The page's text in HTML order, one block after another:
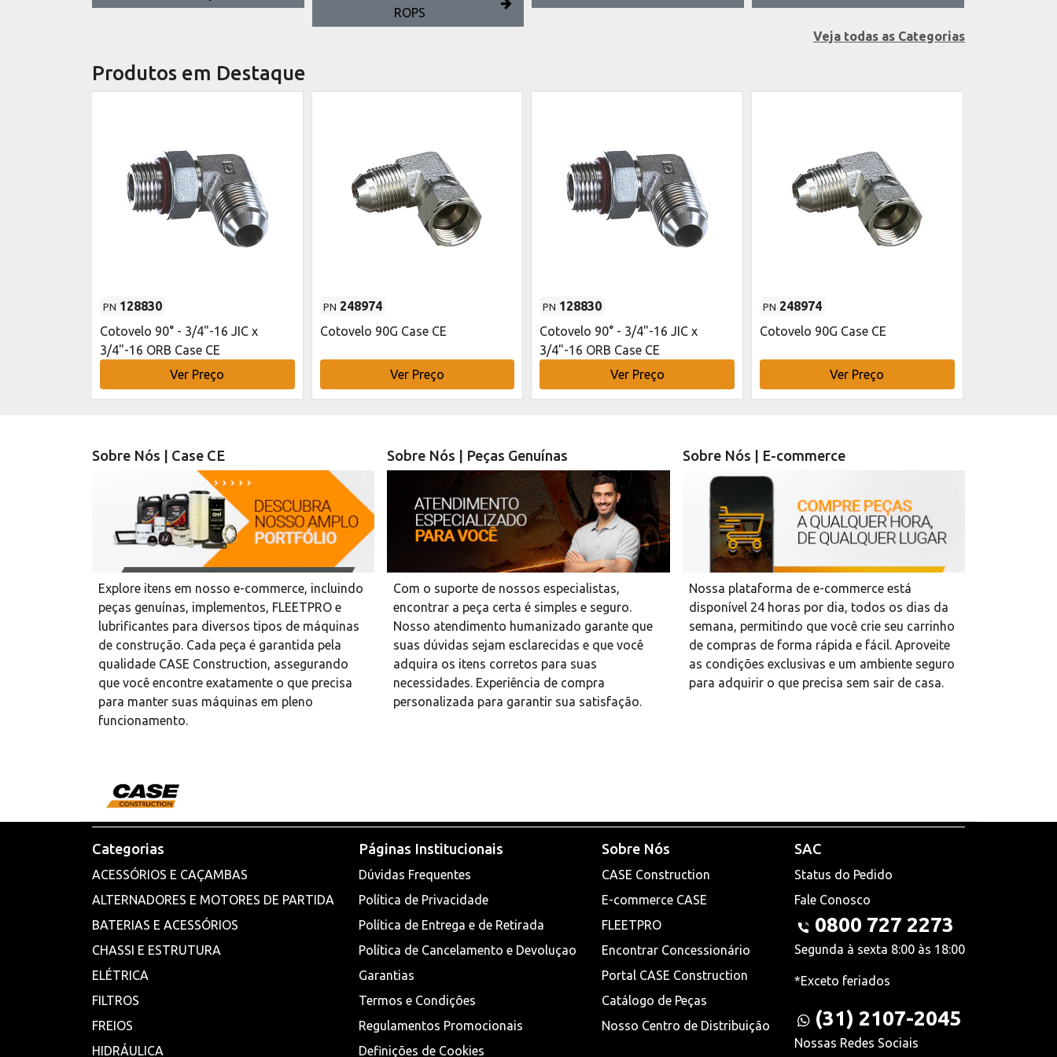
ROPS
Veja todas as Categorias
Produtos em Destaque
PN 128830
Cotovelo 90° - 3/4"-16 JIC x
3/4"-16 ORB Case CE
Ver Preço
PN 248974
Cotovelo 90G Case CE
Ver Preço
PN 128830
Cotovelo 90° - 3/4"-16 JIC x
3/4"-16 ORB Case CE
Ver Preço
PN 248974
Cotovelo 90G Case CE
Ver Preço
Sobre Nós | Case CE
Explore itens em nosso e-commerce, incluindo
peças genuínas, implementos, FLEETPRO e
lubrificantes para diversos tipos de máquinas
de construção. Cada peça é garantida pela
qualidade CASE Construction, assegurando
que você encontre exatamente o que precisa
para manter suas máquinas em pleno
funcionamento.
Sobre Nós | Peças Genuínas
Com o suporte de nossos especialistas,
encontrar a peça certa é simples e seguro.
Nosso atendimento humanizado garante que
suas dúvidas sejam esclarecidas e que você
adquira os itens corretos para suas
necessidades. Experiência de compra
personalizada para garantir sua satisfação.
Sobre Nós | E-commerce
Nossa plataforma de e-commerce está
disponível 24 horas por dia, todos os dias da
semana, permitindo que você crie seu carrinho
de compras de forma rápida e fácil. Aproveite
as condições exclusivas e um ambiente seguro
para adquirir o que precisa sem sair de casa.
Categorias
ACESSÓRIOS E CAÇAMBAS
ALTERNADORES E MOTORES DE PARTIDA
BATERIAS E ACESSÓRIOS
CHASSI E ESTRUTURA
ELÉTRICA
FILTROS
FREIOS
HIDRÁULICA
Páginas Institucionais
Dúvidas Frequentes
Política de Privacidade
Política de Entrega e de Retirada
Política de Cancelamento e Devoluçao
Garantias
Termos e Condições
Regulamentos Promocionais
Definições de Cookies
Sobre Nós
CASE Construction
E-commerce CASE
FLEETPRO
Encontrar Concessionário
Portal CASE Construction
Catálogo de Peças
Nosso Centro de Distribuição
SAC
Status do Pedido
Fale Conosco
0800 727 2273
Segunda à sexta 8:00 às 18:00
*Exceto feriados
(31) 2107-2045
Nossas Redes Sociais